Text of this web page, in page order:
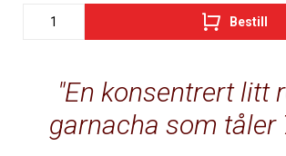
En konsentrert litt
garnacha som tåler
Bestill